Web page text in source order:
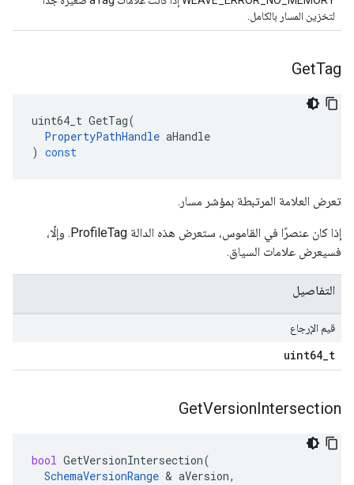
لتخزين المسار بالكامل.
GetTag
uint64_t GetTag(
PropertyPathHandle aHandle
) const
تعرض العلامة المرتبطة بمؤشر مسار.
إذا كان عنصرًا في القاموس، ستعرض هذه الدالة ProfileTag. وإلّا،
فسيعرض علامات السياق.
التفاصيل
قيم الإرجاع
uint64_t
GetVersionIntersection
bool GetVersionIntersection(
SchemaVersionRange & aVersion,